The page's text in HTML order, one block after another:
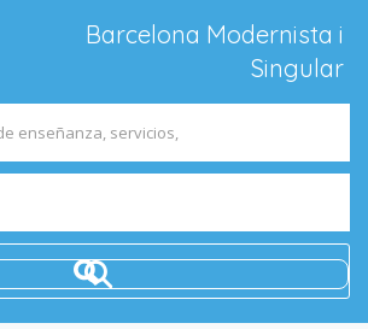
Barcelona Modernista i
Singular